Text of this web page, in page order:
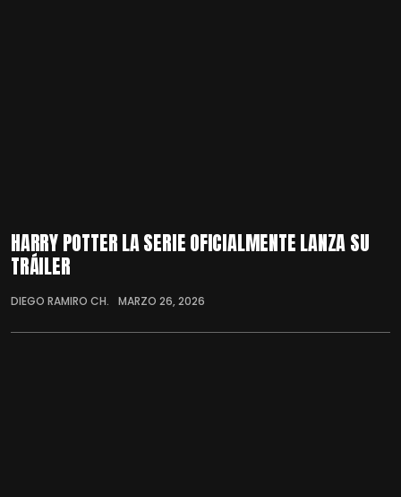
HARRY POTTER LA SERIE OFICIALMENTE LANZA SU
TRÁILER
DIEGO RAMIRO CH. MARZO 26, 2026